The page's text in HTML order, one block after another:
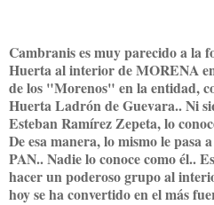
Cambranis es muy parecido a la
Huerta al interior de MORENA
de los "Morenos" en la entidad,
Huerta Ladrón de Guevara.. Ni
Esteban Ramírez Zepeta, lo
De esa manera, lo mismo le pasa
PAN.. Nadie lo conoce como él..
hacer un poderoso grupo al
hoy se ha convertido en el más